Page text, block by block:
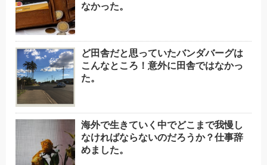
なかった。
ど田舎だと思っていたバンダバーグは
こんなところ！意外に田舎ではなかっ
た。
海外で生きていく中でどこまで我慢し
なければならないのだろうか？仕事辞
めました。